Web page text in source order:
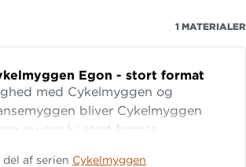
1 MATERIALER
Egon - stort format
med Cykelmyggen og
bliver Cykelmyggen
nu også i stort format.
del af serien Cykelmyggen